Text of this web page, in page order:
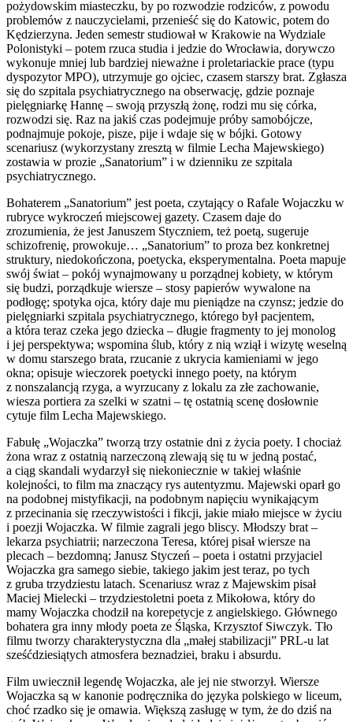
pożydowskim miasteczku, by po rozwodzie rodziców, z powodu
problemów z nauczycielami, przenieść się do Katowic, potem do
Kędzierzyna. Jeden semestr studiował w Krakowie na Wydziale
Polonistyki – potem rzuca studia i jedzie do Wrocławia, dorywczo
wykonuje mniej lub bardziej nieważne i proletariackie prace (typu
dyspozytor MPO), utrzymuje go ojciec, czasem starszy brat. Zgłasza
się do szpitala psychiatrycznego na obserwację, gdzie poznaje
pielęgniarkę Hannę – swoją przyszłą żonę, rodzi mu się córka,
rozwodzi się. Raz na jakiś czas podejmuje próby samobójcze,
podnajmuje pokoje, pisze, pije i wdaje się w bójki. Gotowy
scenariusz (wykorzystany zresztą w filmie Lecha Majewskiego)
zostawia w prozie „Sanatorium” i w dzienniku ze szpitala
psychiatrycznego.
Bohaterem „Sanatorium” jest poeta, czytający o Rafale Wojaczku w
rubryce wykroczeń miejscowej gazety. Czasem daje do
zrozumienia, że jest Januszem Styczniem, też poetą, sugeruje
schizofrenię, prowokuje… „Sanatorium” to proza bez konkretnej
struktury, niedokończona, poetycka, eksperymentalna. Poeta mapuje
swój świat – pokój wynajmowany u porządnej kobiety, w którym
się budzi, porządkuje wiersze – stosy papierów wywalone na
podłogę; spotyka ojca, który daje mu pieniądze na czynsz; jedzie do
pielęgniarki szpitala psychiatrycznego, którego był pacjentem,
a która teraz czeka jego dziecka – długie fragmenty to jej monolog
i jej perspektywa; wspomina ślub, który z nią wziął i wizytę weselną
w domu starszego brata, rzucanie z ukrycia kamieniami w jego
okna; opisuje wieczorek poetycki innego poety, na którym
z nonszalancją rzyga, a wyrzucany z lokalu za złe zachowanie,
wiesza portiera za szelki w szatni – tę ostatnią scenę dosłownie
cytuje film Lecha Majewskiego.
Fabułę „Wojaczka” tworzą trzy ostatnie dni z życia poety. I chociaż
żona wraz z ostatnią narzeczoną zlewają się tu w jedną postać,
a ciąg skandali wydarzył się niekoniecznie w takiej właśnie
kolejności, to film ma znaczący rys autentyzmu. Majewski oparł go
na podobnej mistyfikacji, na podobnym napięciu wynikającym
z przecinania się rzeczywistości i fikcji, jakie miało miejsce w życiu
i poezji Wojaczka. W filmie zagrali jego bliscy. Młodszy brat –
lekarza psychiatrii; narzeczona Teresa, której pisał wiersze na
plecach – bezdomną; Janusz Styczeń – poeta i ostatni przyjaciel
Wojaczka gra samego siebie, takiego jakim jest teraz, po tych
z gruba trzydziestu latach. Scenariusz wraz z Majewskim pisał
Maciej Mielecki – trzydziestoletni poeta z Mikołowa, który do
mamy Wojaczka chodził na korepetycje z angielskiego. Głównego
bohatera gra inny młody poeta ze Śląska, Krzysztof Siwczyk. Tło
filmu tworzy charakterystyczna dla „małej stabilizacji” PRL-u lat
sześćdziesiątych atmosfera beznadziei, braku i absurdu.
Film uwiecznił legendę Wojaczka, ale jej nie stworzył. Wiersze
Wojaczka są w kanonie podręcznika do języka polskiego w liceum,
choć rzadko się je omawia. Większą zasługę w tym, że do dziś na